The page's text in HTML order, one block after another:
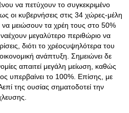
να πετύχουν το συγκεκριμένο
οι κυβερνήσεις στις 34 χώρες-μέλη
μειώσουν τα χρέη τους στο 50%
μεγαλύτερο περιθώριο να
διότι το χρέοςυψηλότερα του
ανάπτυξη. Σημειώνει δε
απαιτεί μεγάλη μείωση, καθώς
υπερβαίνει το 100%. Επίσης, με
της ουσίας σηματοδοτεί την